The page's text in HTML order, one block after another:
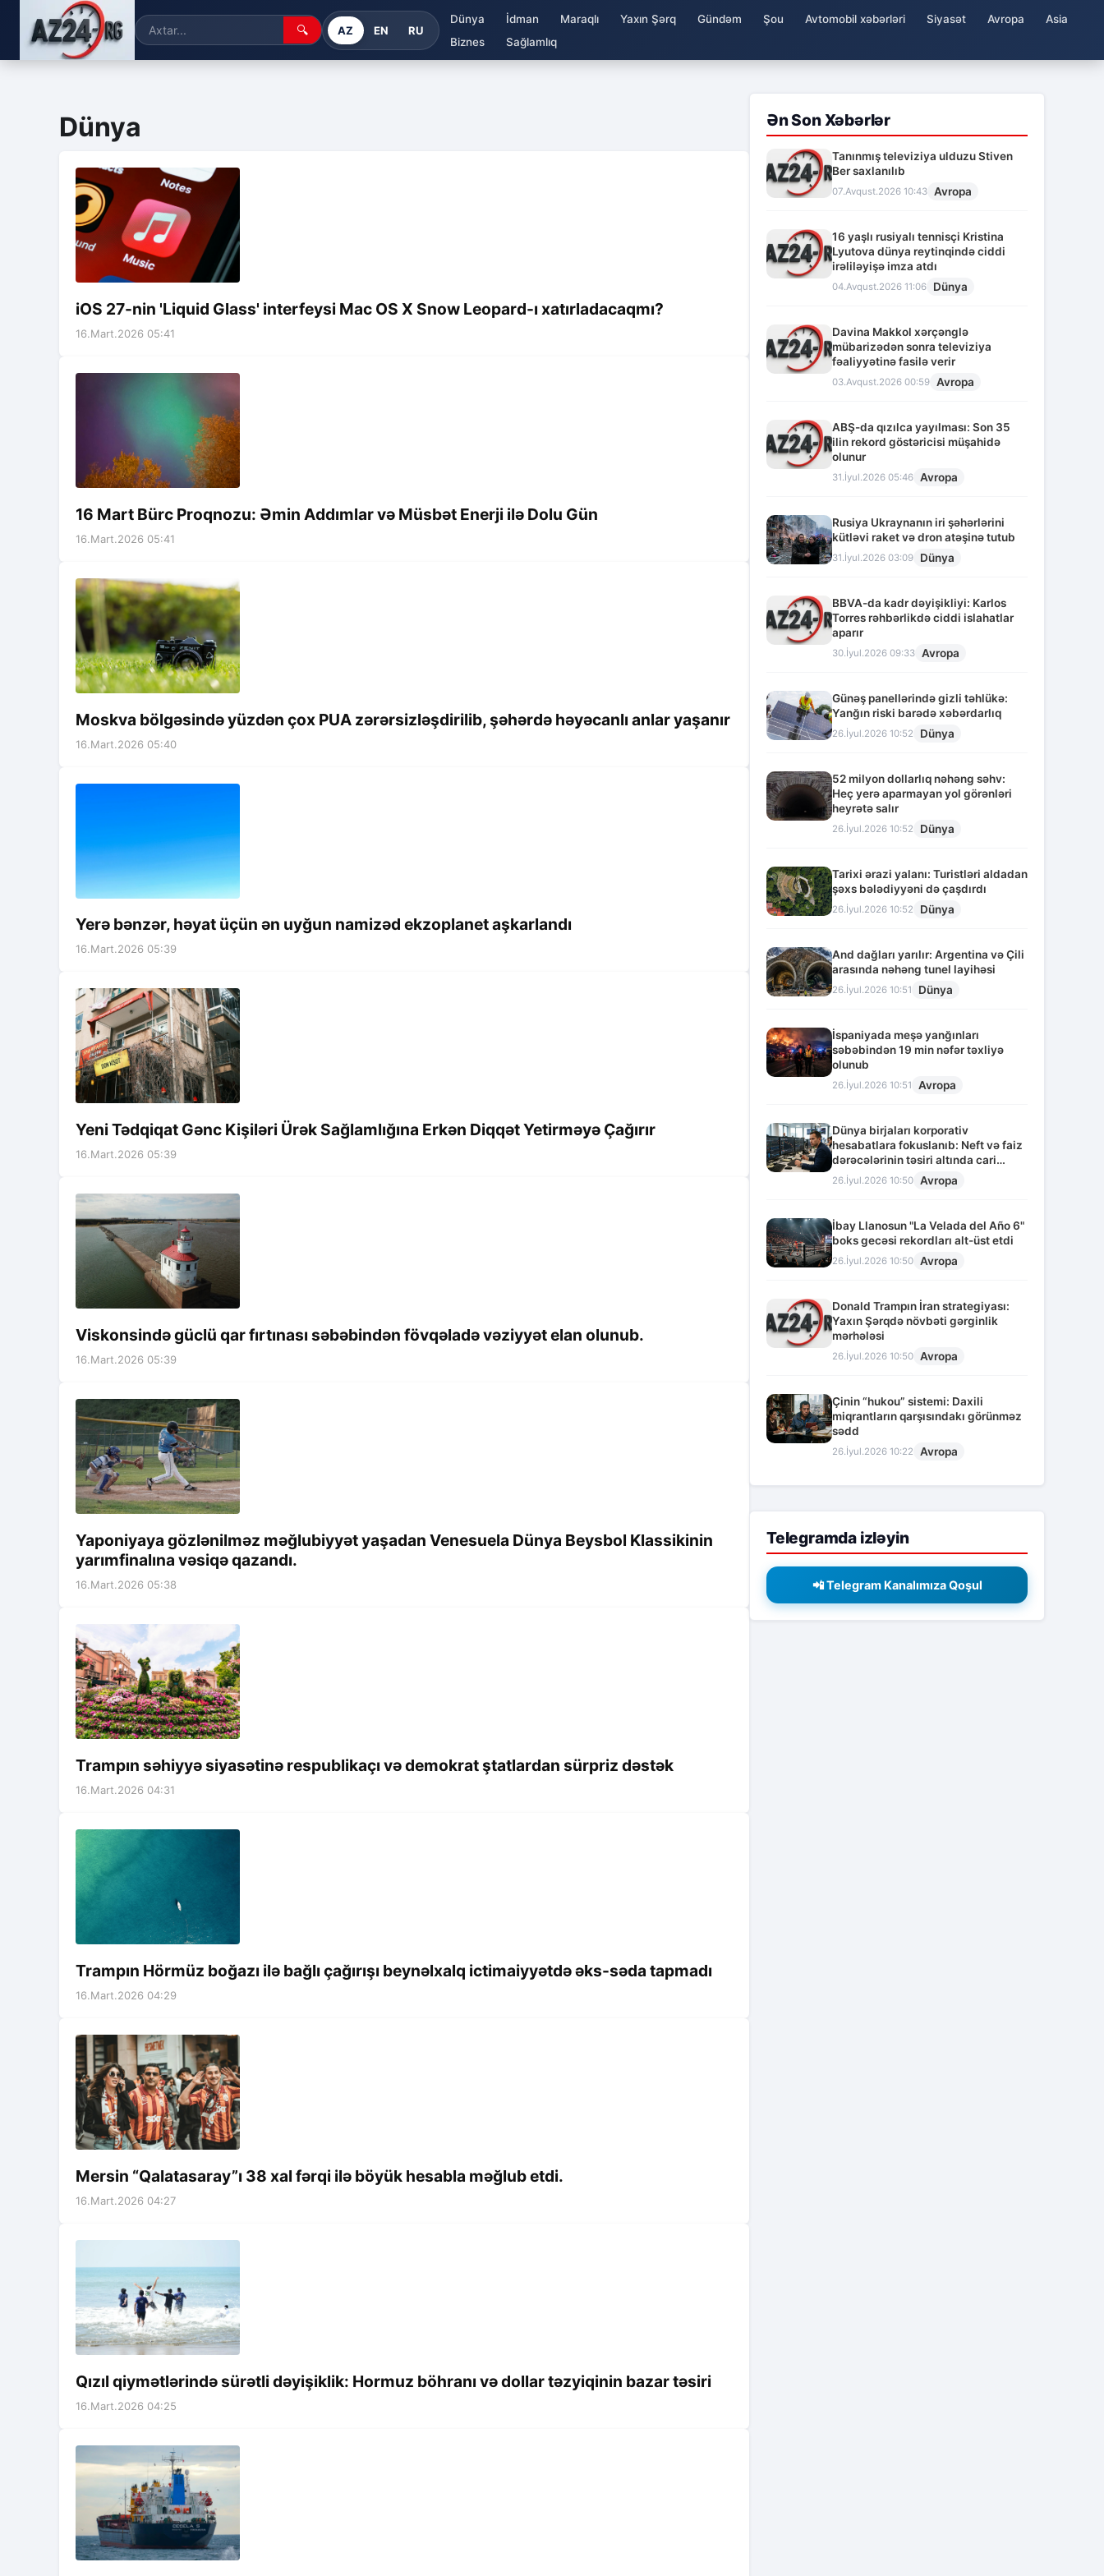
🔍 AZ EN RU
Dünya İdman Maraqlı Yaxın Şərq Gündəm Şou Avtomobil xəbərləri Siyasət Avropa
Asia
Biznes
Sağlamlıq
Dünya
iOS 27-nin 'Liquid Glass' interfeysi Mac OS X Snow Leopard-ı xatırladacaqmı?
16.Mart.2026 05:41
16 Mart Bürc Proqnozu: Əmin Addımlar və Müsbət Enerji ilə Dolu Gün
16.Mart.2026 05:41
Moskva bölgəsində yüzdən çox PUA zərərsizləşdirilib, şəhərdə həyəcanlı anlar yaşanır
16.Mart.2026 05:40
Yerə bənzər, həyat üçün ən uyğun namizəd ekzoplanet aşkarlandı
16.Mart.2026 05:39
Yeni Tədqiqat Gənc Kişiləri Ürək Sağlamlığına Erkən Diqqət Yetirməyə Çağırır
16.Mart.2026 05:39
Viskonsində güclü qar fırtınası səbəbindən fövqəladə vəziyyət elan olunub.
16.Mart.2026 05:39
Yaponiyaya gözlənilməz məğlubiyyət yaşadan Venesuela Dünya Beysbol Klassikinin
yarımfinalına vəsiqə qazandı.
16.Mart.2026 05:38
Trampın səhiyyə siyasətinə respublikaçı və demokrat ştatlardan sürpriz dəstək
16.Mart.2026 04:31
Trampın Hörmüz boğazı ilə bağlı çağırışı beynəlxalq ictimaiyyətdə əks-səda tapmadı
16.Mart.2026 04:29
Mersin “Qalatasaray”ı 38 xal fərqi ilə böyük hesabla məğlub etdi.
16.Mart.2026 04:27
Qızıl qiymətlərində sürətli dəyişiklik: Hormuz böhranı və dollar təzyiqinin bazar təsiri
16.Mart.2026 04:25
Ən Son Xəbərlər
Tanınmış televiziya ulduzu Stiven
Ber saxlanılıb
07.Avqust.2026 10:43 Avropa
16 yaşlı rusiyalı tennisçi Kristina
Lyutova dünya reytinqində ciddi
irəliləyişə imza atdı
04.Avqust.2026 11:06 Dünya
Davina Makkol xərçənglə
mübarizədən sonra televiziya
fəaliyyətinə fasilə verir
03.Avqust.2026 00:59 Avropa
ABŞ-da qızılca yayılması: Son 35
ilin rekord göstəricisi müşahidə
olunur
31.İyul.2026 05:46 Avropa
Rusiya Ukraynanın iri şəhərlərini
kütləvi raket və dron atəşinə tutub
31.İyul.2026 03:09 Dünya
BBVA-da kadr dəyişikliyi: Karlos
Torres rəhbərlikdə ciddi islahatlar
aparır
30.İyul.2026 09:33 Avropa
Günəş panellərində gizli təhlükə:
Yanğın riski barədə xəbərdarlıq
26.İyul.2026 10:52 Dünya
52 milyon dollarlıq nəhəng səhv:
Heç yerə aparmayan yol görənləri
heyrətə salır
26.İyul.2026 10:52 Dünya
Tarixi ərazi yalanı: Turistləri aldadan
şəxs bələdiyyəni də çaşdırdı
26.İyul.2026 10:52 Dünya
And dağları yarılır: Argentina və Çili
arasında nəhəng tunel layihəsi
26.İyul.2026 10:51 Dünya
İspaniyada meşə yanğınları
səbəbindən 19 min nəfər təxliyə
olunub
26.İyul.2026 10:51 Avropa
Dünya birjaları korporativ
hesabatlara fokuslanıb: Neft və faiz
dərəcələrinin təsiri altında cari
vəziyyət
26.İyul.2026 10:50 Avropa
İbay Llanosun "La Velada del Año 6"
boks gecəsi rekordları alt-üst etdi
26.İyul.2026 10:50 Avropa
Donald Trampın İran strategiyası:
Yaxın Şərqdə növbəti gərginlik
mərhələsi
26.İyul.2026 10:50 Avropa
Çinin “hukou” sistemi: Daxili
miqrantların qarşısındakı görünməz
sədd
26.İyul.2026 10:22 Avropa
Telegramda izləyin
📲 Telegram Kanalımıza Qoşul